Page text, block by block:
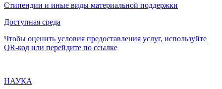
Стипендии и иные виды материальной поддержки
Доступная среда
Чтобы оценить условия предоставления услуг, используйте
QR-код или перейдите по ссылке
НАУКА